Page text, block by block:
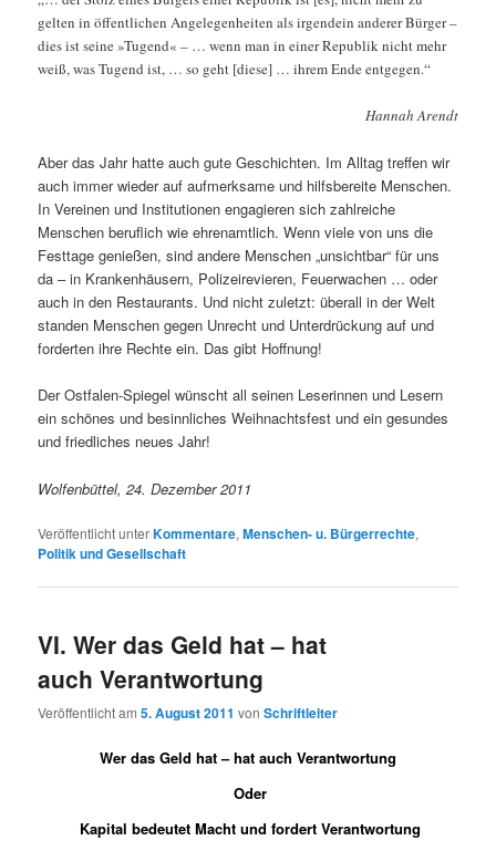
gelten in öffentlichen Angelegenheiten als irgendein anderer Bürger –
dies ist seine »Tugend« – … wenn man in einer Republik nicht mehr
weiß, was Tugend ist, … so geht [diese] … ihrem Ende entgegen.“
Hannah Arendt
Aber das Jahr hatte auch gute Geschichten. Im Alltag treffen wir
auch immer wieder auf aufmerksame und hilfsbereite Menschen.
In Vereinen und Institutionen engagieren sich zahlreiche
Menschen beruflich wie ehrenamtlich. Wenn viele von uns die
Festtage genießen, sind andere Menschen „unsichtbar“ für uns
da – in Krankenhäusern, Polizeirevieren, Feuerwachen … oder
auch in den Restaurants. Und nicht zuletzt: überall in der Welt
standen Menschen gegen Unrecht und Unterdrückung auf und
forderten ihre Rechte ein. Das gibt Hoffnung!
Der Ostfalen-Spiegel wünscht all seinen Leserinnen und Lesern
ein schönes und besinnliches Weihnachtsfest und ein gesundes
und friedliches neues Jahr!
Wolfenbüttel, 24. Dezember 2011
Veröffentlicht unterKommentare,Menschen- u. Bürgerrechte,
Politik und Gesellschaft
VI. Wer das Geld hat – hat
auch Verantwortung
Veröffentlicht am5. August 2011 vonSchriftleiter
Wer das Geld hat – hat auch Verantwortung
Oder
Kapital bedeutet Macht und fordert Verantwortung